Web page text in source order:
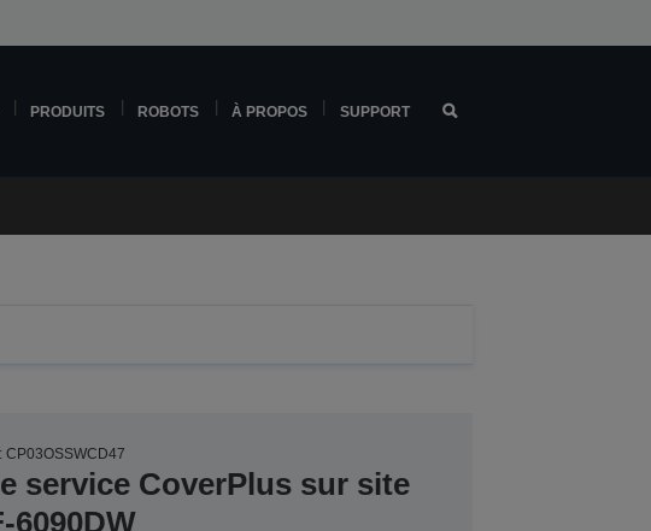
PRODUITS ROBOTS À PROPOS SUPPORT
CP03OSSWCD47
service CoverPlus sur site
6090DW